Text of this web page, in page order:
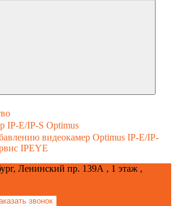
IP-E/IP-S Optimus
видеокамер Optimus IP-E/IP-
IPEYE
Ленинский пр. 139А , 1 этаж ,
звонок